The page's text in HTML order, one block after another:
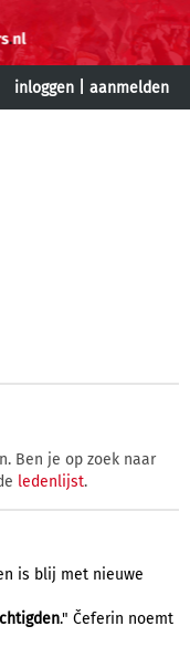
inloggen aanmelden
Ben je op zoek naar
ledenlijst.
is blij met nieuwe
." Čeferin noemt